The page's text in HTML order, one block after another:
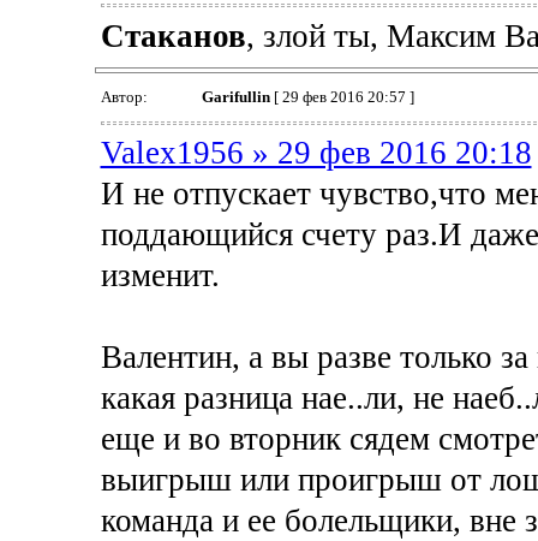
Cтаканов, злой ты, Максим
Автор: Garifullin[ 29 фев 2016 20:57 ]
Valex1956 » 29 фев 2016 20:18
И не отпускает чувство,что
поддающийся счету раз.И
изменит.
Валентин, а вы разве только
какая разница нае..ли, не
еще и во вторник сядем
выигрыш или проигрыш от
команда и ее болельщики, вне